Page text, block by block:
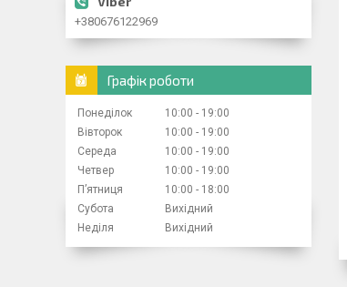
+380676122969
Графік роботи
Понеділок 10:00
19:00
Вівторок
10:00
19:00
Середа
10:00
19:00
Четвер
10:00
19:00
Пʼятниця
10:00
18:00
Субота
Вихідний
Неділя
Вихідний